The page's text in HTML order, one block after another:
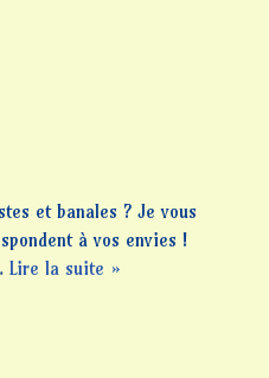
et banales ? Je vous
à vos envies !
Lire la suite »